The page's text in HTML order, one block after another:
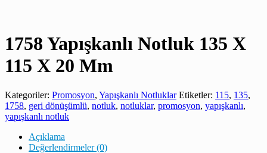
1758 Yapışkanlı Notluk 135 X
115 X 20 Mm
Kategoriler: Promosyon, Yapışkanlı Notluklar Etiketler: 115, 135,
1758, geri dönüşümlü, notluk, notluklar, promosyon, yapışkanlı,
yapışkanlı notluk
Açıklama
Değerlendirmeler (0)